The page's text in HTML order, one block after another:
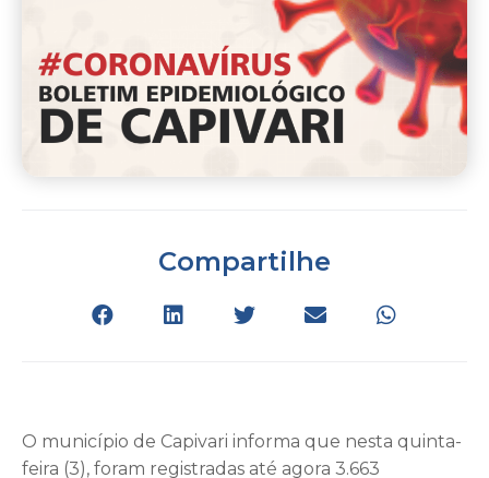
Compartilhe
O município de Capivari informa que nesta quinta-
feira (3), foram registradas até agora 3.663